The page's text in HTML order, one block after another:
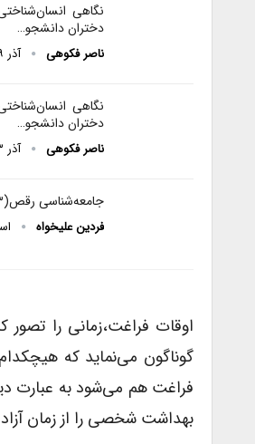
نگاهی
دختران دانشجو…
ناصر فکوهی آذر ۲۹, ۱۴۰۲
نگاهی
دختران دانشجو…
ناصر فکوهی آذر ۲۳, ۱۴۰۲
جامعه‌شناسی رقص(۳)
فردین علیخواه
اوقات فراغت،زمانی را
گوناگون می‌نماید که
فراغت هم می‌شود به عبارت
بهداشت شخصی را از زمان آزاد